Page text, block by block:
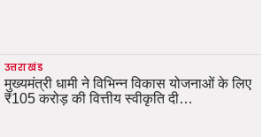
उत्तराखंड
मुख्यमंत्री धामी ने विभिन्न विकास योजनाओं के लिए
₹105 करोड़ की वित्तीय स्वीकृति दी…